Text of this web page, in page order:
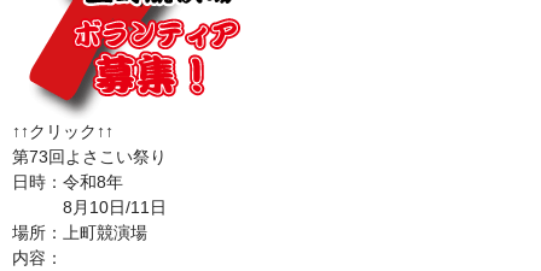
↑↑クリック↑↑
第73回よさこい祭り
日時：令和8年
8月10日/11日
場所：上町競演場
内容：